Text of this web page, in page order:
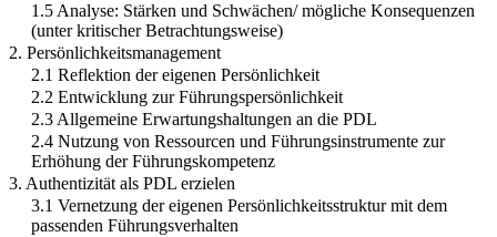
1.5 Analyse: Stärken und Schwächen/ mögliche Konsequenzen
(unter kritischer Betrachtungsweise)
2. Persönlichkeitsmanagement
2.1 Reflektion der eigenen Persönlichkeit
2.2 Entwicklung zur Führungspersönlichkeit
2.3 Allgemeine Erwartungshaltungen an die PDL
2.4 Nutzung von Ressourcen und Führungsinstrumente zur
Erhöhung der Führungskompetenz
3. Authentizität als PDL erzielen
3.1 Vernetzung der eigenen Persönlichkeitsstruktur mit dem
passenden Führungsverhalten